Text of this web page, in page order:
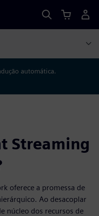
automática.
Streaming
oferece a promessa de
Ao desacoplar
núcleo dos recursos de